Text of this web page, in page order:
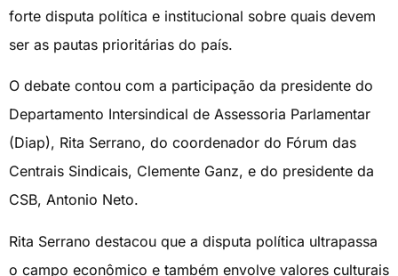
forte disputa política e institucional sobre quais devem
ser as pautas prioritárias do país.
O debate contou com a participação da presidente do
Departamento Intersindical de Assessoria Parlamentar
(Diap), Rita Serrano, do coordenador do Fórum das
Centrais Sindicais, Clemente Ganz, e do presidente da
CSB, Antonio Neto.
Rita Serrano destacou que a disputa política ultrapassa
o campo econômico e também envolve valores culturais